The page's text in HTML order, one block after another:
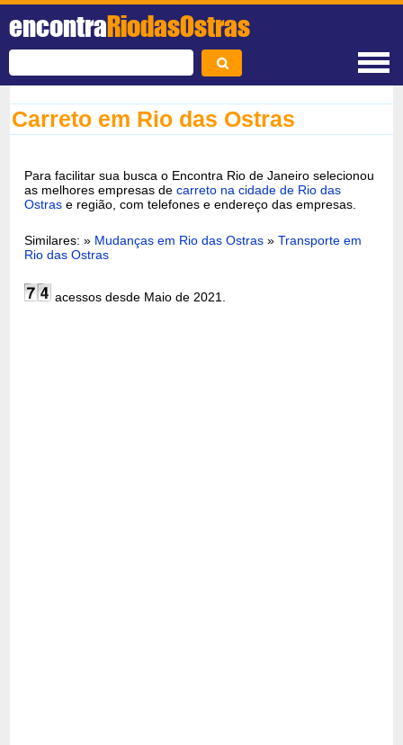
encontraRiodasOstras
Carreto em Rio das Ostras
Para facilitar sua busca o Encontra Rio de Janeiro selecionou
as melhores empresas decarreto na cidade de Rio das
Ostras e região, com telefones e endereço das empresas.
Similares: » Mudanças em Rio das Ostras »Transporte em
Rio das Ostras
acessos desde Maio de 2021.